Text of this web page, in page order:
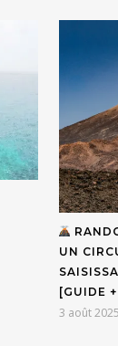
UN
[GUIDE
3 août 2025